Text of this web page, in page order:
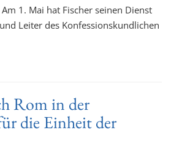
1. Mai hat Fischer seinen Dienst
Leiter des Konfessionskundlichen
Rom in der
die Einheit der